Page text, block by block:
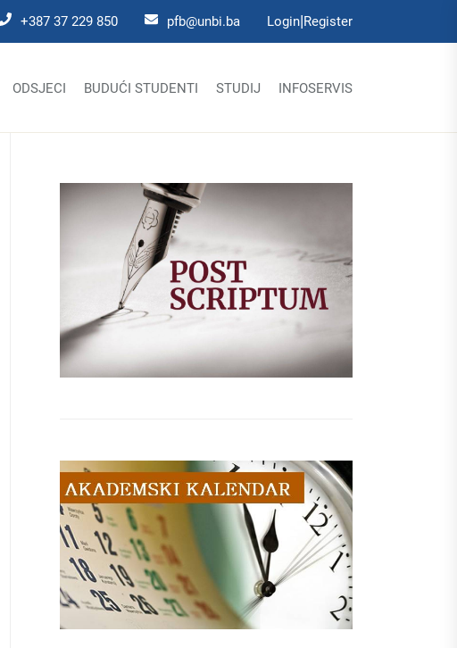
+387 37 229 850 pfb@unbi.ba Login|Register
ODSJECI BUDUĆI STUDENTI STUDIJ INFOSERVIS